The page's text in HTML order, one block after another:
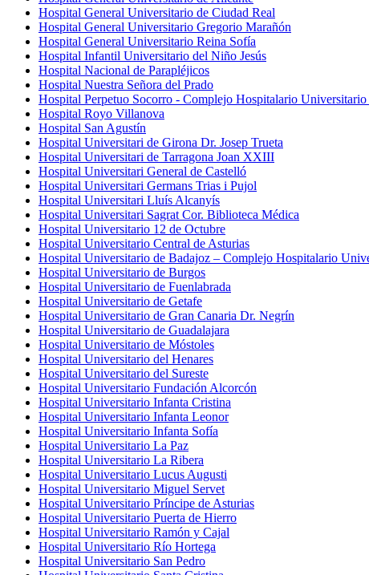
Hospital General Universitario de Ciudad Real
Hospital General Universitario Gregorio Marañón
Hospital General Universitario Reina Sofía
Hospital Infantil Universitario del Niño Jesús
Hospital Nacional de Parapléjicos
Hospital Nuestra Señora del Prado
Hospital Perpetuo Socorro - Complejo Hospitalario
Hospital Royo Villanova
Hospital San Agustín
Hospital Universitari de Girona Dr. Josep Trueta
Hospital Universitari de Tarragona Joan XXIII
Hospital Universitari General de Castelló
Hospital Universitari Germans Trias i Pujol
Hospital Universitari Lluís Alcanyís
Hospital Universitari Sagrat Cor. Biblioteca Médica
Hospital Universitario 12 de Octubre
Hospital Universitario Central de Asturias
Hospital Universitario de Badajoz – Complejo Hospitalario
Hospital Universitario de Burgos
Hospital Universitario de Fuenlabrada
Hospital Universitario de Getafe
Hospital Universitario de Gran Canaria Dr. Negrín
Hospital Universitario de Guadalajara
Hospital Universitario de Móstoles
Hospital Universitario del Henares
Hospital Universitario del Sureste
Hospital Universitario Fundación Alcorcón
Hospital Universitario Infanta Cristina
Hospital Universitario Infanta Leonor
Hospital Universitario Infanta Sofía
Hospital Universitario La Paz
Hospital Universitario La Ribera
Hospital Universitario Lucus Augusti
Hospital Universitario Miguel Servet
Hospital Universitario Príncipe de Asturias
Hospital Universitario Puerta de Hierro
Hospital Universitario Ramón y Cajal
Hospital Universitario Río Hortega
Hospital Universitario San Pedro